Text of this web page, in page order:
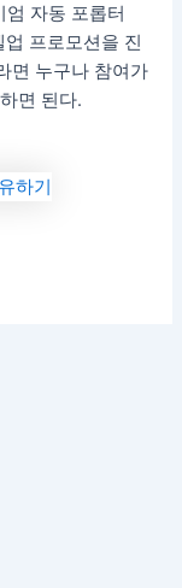
자동 포롭터
프로모션을 진
면 누구나 참여가
면 된다.